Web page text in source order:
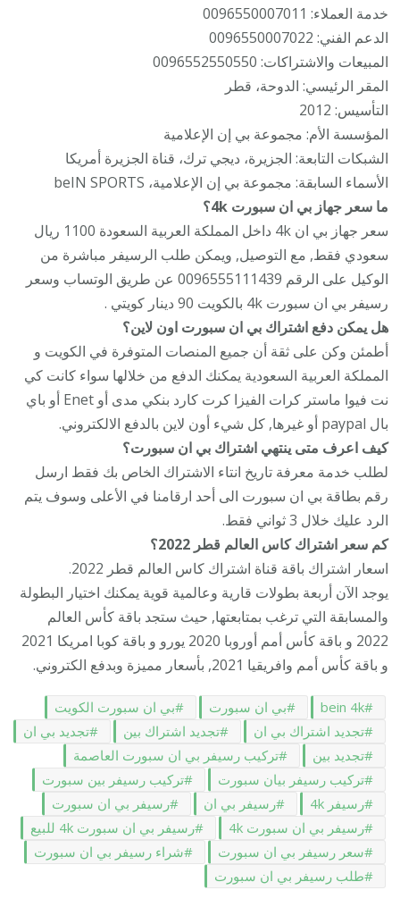
خدمة العملاء: 0096550007011
الدعم الفني: 0096550007022
المبيعات والاشتراكات: 0096552550550
المقر الرئيسي: الدوحة، قطر
التأسيس: 2012
المؤسسة الأم: مجموعة بي إن الإعلامية
الشبكات التابعة: الجزيرة، ديجي ترك، قناة الجزيرة أمريكا
الأسماء السابقة: مجموعة بي إن الإعلامية، beIN SPORTS
ما سعر جهاز بي ان سبورت 4k؟
سعر جهاز بي ان 4k داخل المملكة العربية السعودة 1100 ريال
سعودي فقط, مع التوصيل, ويمكن طلب الرسيفر مباشرة من
الوكيل على الرقم 0096555111439 عن طريق الوتساب وسعر
رسيفر بي ان سبورت 4k بالكويت 90 دينار كويتي .
هل يمكن دفع اشتراك بي ان سبورت اون لاين؟
أطمئن وكن على ثقة أن جميع المنصات المتوفرة في الكويت و
المملكة العربية السعودية يمكنك الدفع من خلالها سواء كانت كي
نت فيوا ماستر كرات الفيزا كرت كارد بنكي مدى أو Enet أو باي
بال paypal أو غيرها, كل شيء أون لاين بالدفع الالكتروني.
كيف اعرف متى ينتهي اشتراك بي ان سبورت؟
لطلب خدمة معرفة تاريخ انتاء الاشتراك الخاص بك فقط ارسل
رقم بطاقة بي ان سبورت الى أحد ارقامنا في الأعلى وسوف يتم
الرد عليك خلال 3 ثواني فقط.
كم سعر اشتراك كاس العالم قطر 2022؟
اسعار اشتراك باقة قناة اشتراك كاس العالم قطر 2022.
يوجد الآن أربعة بطولات قارية وعالمية قوية يمكنك اختيار البطولة
والمسابقة التي ترغب بمتابعتها, حيث ستجد باقة كأس العالم
2022 و باقة كأس أمم أوروبا 2020 يورو و باقة كوبا امريكا 2021
و باقة كأس أمم وافريقيا 2021, بأسعار مميزة وبدفع الكتروني.
bein 4k بي ان سبورت
بي ان سبورت الكويت
تجديد اشتراك بي ان
تجديد اشتراك بين
تجديد بي ان
تجديد بين
تركيب رسيفر بي ان سبورت العاصمة
تركيب رسيفر بيان سبورت
تركيب رسيفر بين سبورت
رسيفر 4k
رسيفر بي ان
رسيفر بي ان سبورت
رسيفر بي ان سبورت 4k
رسيفر بي ان سبورت 4k للبيع
سعر رسيفر بي ان سبورت
شراء رسيفر بي ان سبورت
طلب رسيفر بي ان سبورت